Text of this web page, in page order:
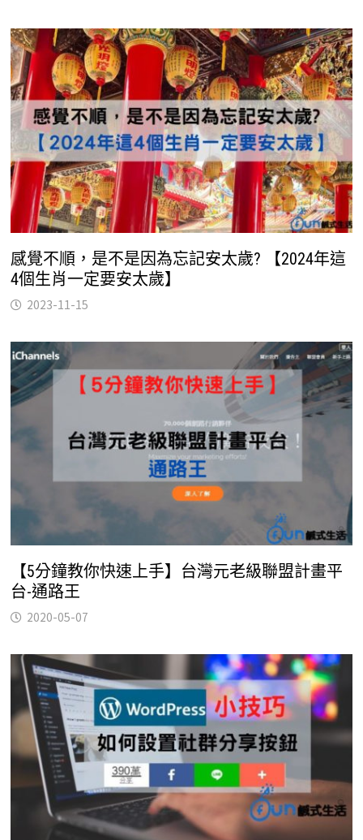
感覺不順，是不是因為忘記安太歲? 【2024年這
4個生肖一定要安太歲】
2023-11-15
【5分鐘教你快速上手】台灣元老級聯盟計畫平
台-通路王
2020-05-07